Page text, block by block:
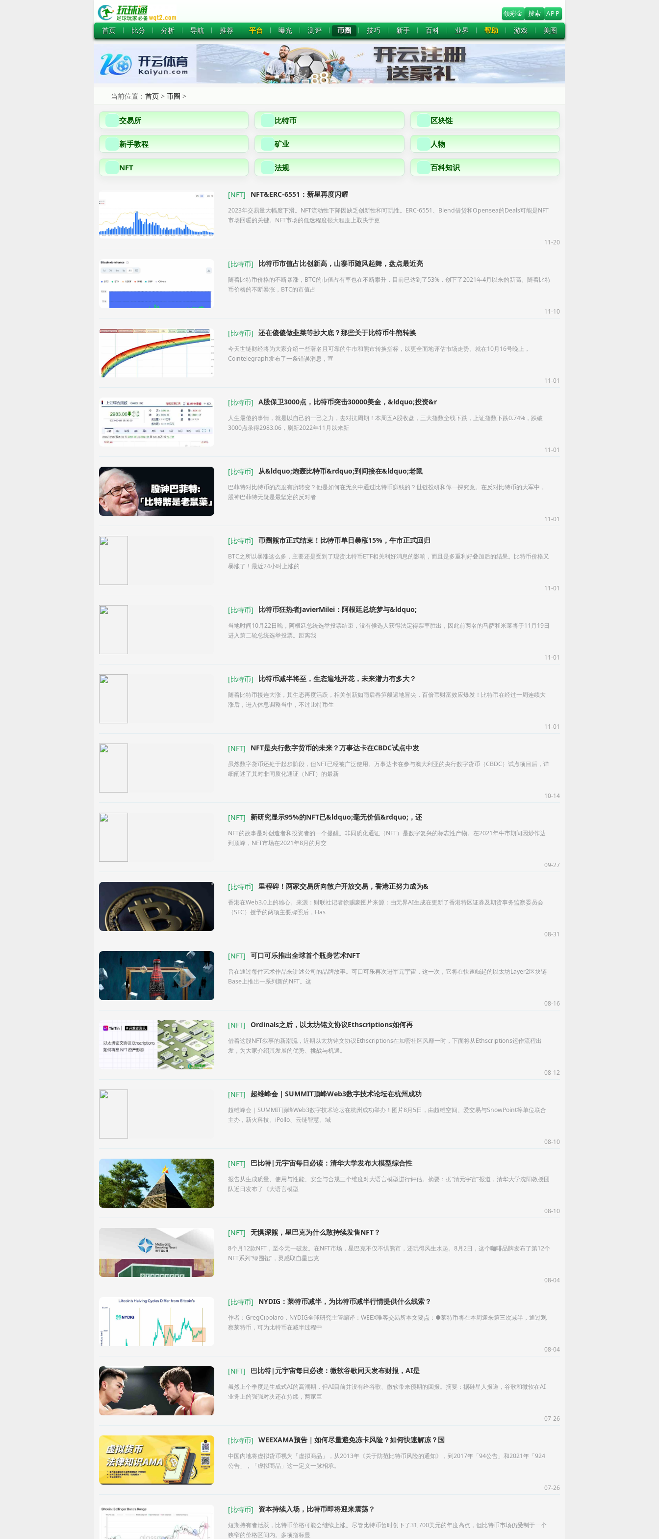
领彩金 搜索 APP
首页 比分 分析 导航 推荐 平台 曝光 测评 币圈 技巧 新手 百科 业界 帮助 游戏 美图
当前位置： 首页 > 币圈 >
交易所 比特币 区块链
新手教程 矿业 人物
NFT 法规 百科知识
[NFT] NFT&ERC-6551：新星再度闪耀
2023年交易量大幅度下滑。NFT流动性下降因缺乏创新性和可玩性。ERC-6551、Blend借贷和Opensea的Deals可能是NFT
市场回暖的关键。NFT市场的低迷程度很大程度上取决于更
11-20
[比特币] 比特币市值占比创新高，山寨币随风起舞，盘点最近亮
随着比特币价格的不断暴涨，BTC的市值占有率也在不断攀升，目前已达到了53%，创下了2021年4月以来的新高。随着比特
币价格的不断暴涨，BTC的市值占
11-10
[比特币] 还在傻傻做韭菜等抄大底？那些关于比特币牛熊转换
今天世链财经将为大家介绍一些著名且可靠的牛市和熊市转换指标，以更全面地评估市场走势。就在10月16号晚上，
Cointelegraph发布了一条错误消息，宣
11-01
[比特币] A股保卫3000点，比特币突击30000美金，&ldquo;投资&r
人生最傻的事情，就是以自己的一己之力，去对抗周期！本周五A股收盘，三大指数全线下跌，上证指数下跌0.74%，跌破
3000点录得2983.06，刷新2022年11月以来新
11-01
[比特币] 从&ldquo;炮轰比特币&rdquo;到间接在&ldquo;老鼠
巴菲特对比特币的态度有所转变？他是如何在无意中通过比特币赚钱的？世链投研和你一探究竟。在反对比特币的大军中，
股神巴菲特无疑是最坚定的反对者
11-01
[比特币] 币圈熊市正式结束！比特币单日暴涨15%，牛市正式回归
BTC之所以暴涨这么多，主要还是受到了现货比特币ETF相关利好消息的影响，而且是多重利好叠加后的结果。比特币价格又
暴涨了！最近24小时上涨的
11-01
[比特币] 比特币狂热者JavierMilei：阿根廷总统梦与&ldquo;
当地时间10月22日晚，阿根廷总统选举投票结束，没有候选人获得法定得票率胜出，因此前两名的马萨和米莱将于11月19日
进入第二轮总统选举投票。距离我
11-01
[比特币] 比特币减半将至，生态遍地开花，未来潜力有多大？
随着比特币接连大涨，其生态再度活跃，相关创新如雨后春笋般遍地冒尖，百倍币财富效应爆发！比特币在经过一周连续大
涨后，进入休息调整当中，不过比特币生
11-01
[NFT] NFT是央行数字货币的未来？万事达卡在CBDC试点中发
虽然数字货币还处于起步阶段，但NFT已经被广泛使用。万事达卡在参与澳大利亚的央行数字货币（CBDC）试点项目后，详
细阐述了其对非同质化通证（NFT）的最新
10-14
[NFT] 新研究显示95%的NFT已&ldquo;毫无价值&rdquo;，还
NFT的故事是对创造者和投资者的一个提醒。非同质化通证（NFT）是数字复兴的标志性产物。在2021年牛市期间因炒作达
到顶峰，NFT市场在2021年8月的月交
09-27
[比特币] 里程碑！两家交易所向散户开放交易，香港正努力成为&
香港在Web3.0上的雄心。来源：财联社记者徐赐豪图片来源：由无界AI‌生成在更新了香港特区证券及期货事务监察委员会
（SFC）授予的两项主要牌照后，Has
08-31
[NFT] 可口可乐推出全球首个瓶身艺术NFT
旨在通过每件艺术作品来讲述公司的品牌故事。可口可乐再次进军元宇宙，这一次，它将在快速崛起的以太坊Layer2区块链
Base上推出一系列新的NFT。这
08-16
[NFT] Ordinals之后，以太坊铭文协议Ethscriptions如何再
借着这股NFT叙事的新潮流，近期以太坊铭文协议Ethscriptions在加密社区风靡一时，下面将从Ethscriptions运作流程出
发，为大家介绍其发展的优势、挑战与机遇。
08-12
[NFT] 超维峰会｜SUMMIT顶峰Web3数字技术论坛在杭州成功
超维峰会｜SUMMIT顶峰Web3数字技术论坛在杭州成功举办！图片8月5日，由超维空间、爱交易与SnowPoint等单位联合
主办，新火科技、iPollo、云链智慧、域
08-10
[NFT] 巴比特|元宇宙每日必读：清华大学发布大模型综合性
报告从生成质量、使用与性能、安全与合规三个维度对大语言模型进行评估。摘要：据“清元宇宙”报道，清华大学沈阳教授团
队近日发布了《大语言模型
08-10
[NFT] 无惧深熊，星巴克为什么敢持续发售NFT？
8个月12款NFT，至今无一破发。在NFT市场，星巴克不仅不惧熊市，还玩得风生水起。8月2日，这个咖啡品牌发布了第12个
NFT系列“绿围裙”，灵感取自星巴克
08-04
[比特币] NYDIG：莱特币减半，为比特币减半行情提供什么线索？
作者：GregCipolaro，NYDIG全球研究主管编译：WEEX唯客交易所本文要点：●莱特币将在本周迎来第三次减半，通过观
察莱特币，可为比特币在减半过程中
08-04
[NFT] 巴比特|元宇宙每日必读：微软谷歌同天发布财报，AI是
虽然上个季度是生成式AI的高潮期，但AI目前并没有给谷歌、微软带来预期的回报。摘要：据硅星人报道，谷歌和微软在AI
业务上的强强对决还在持续，两家巨
07-26
[比特币] WEEXAMA预告｜如何尽量避免冻卡风险？如何快速解冻？国
中国内地将虚拟货币视为「虚拟商品」，从2013年《关于防范比特币风险的通知》，到2017年「94公告」和2021年「924
公告」，「虚拟商品」这一定义一脉相承。
07-26
[比特币] 资本持续入场，比特币即将迎来震荡？
短期持有者活跃，比特币价格可能会继续上涨。尽管比特币暂时创下了31,700美元的年度高点，但比特币市场仍受制于一个
狭窄的价格区间内。多项指标显